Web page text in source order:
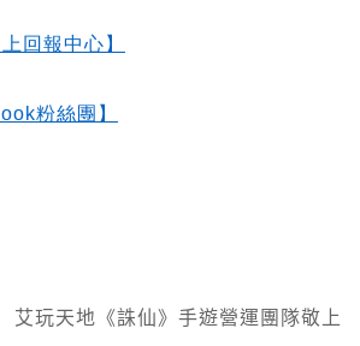
回報中心】
粉絲團】
艾玩天地《誅仙》手遊營運團隊敬上